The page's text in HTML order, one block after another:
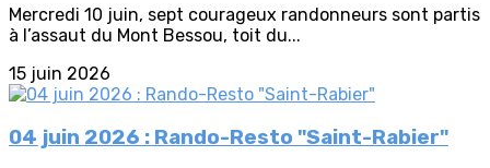
Mercredi 10 juin, sept courageux randonneurs sont partis
à l’assaut du Mont Bessou, toit du...
15 juin 2026
04 juin 2026 : Rando-Resto "Saint-Rabier"